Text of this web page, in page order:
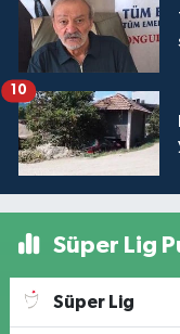
10
Süper Lig
Süper Lig